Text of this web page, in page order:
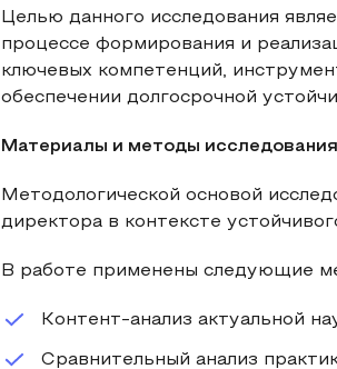
Целью данного исследования
процессе формирования и
ключевых компетенций,
обеспечении долгосрочной
Материалы и методы исследования
Методологической основой
директора в контексте
В работе применены следующие
Контент-анализ актуальной
Сравнительный анализ